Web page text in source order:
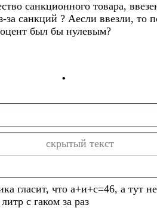
санкционного товара,
за санкций ? Аесли ввезли, то
был бы нулевым?
.
скрытый текст
гласит, что а+и+с=46, а тут
с гаком за раз